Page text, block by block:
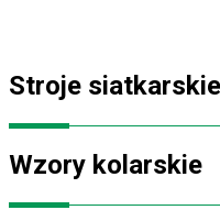
Stroje
Wzory kolarskie